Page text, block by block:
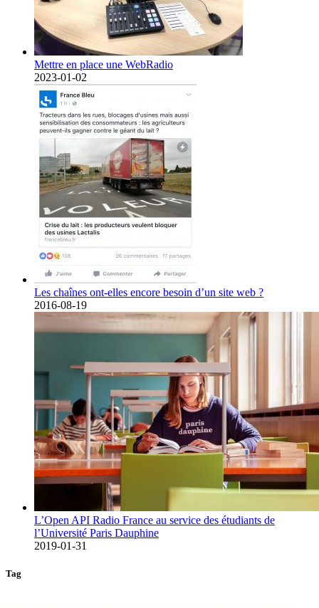
Mettre en place une WebRadio
2023-01-02
Les chaînes ont-elles encore besoin d’un site web ?
2016-08-19
L’Open API Radio France au service des étudiants de
l’Université Paris Dauphine
2019-01-31
Tag